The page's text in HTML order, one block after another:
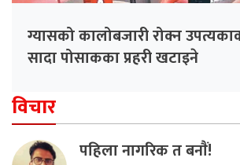
ग्यासको कालोबजारी रोक्न
सादा पोसाकका प्रहरी खटाइने
विचार
पहिला नागरिक त बनाैं!